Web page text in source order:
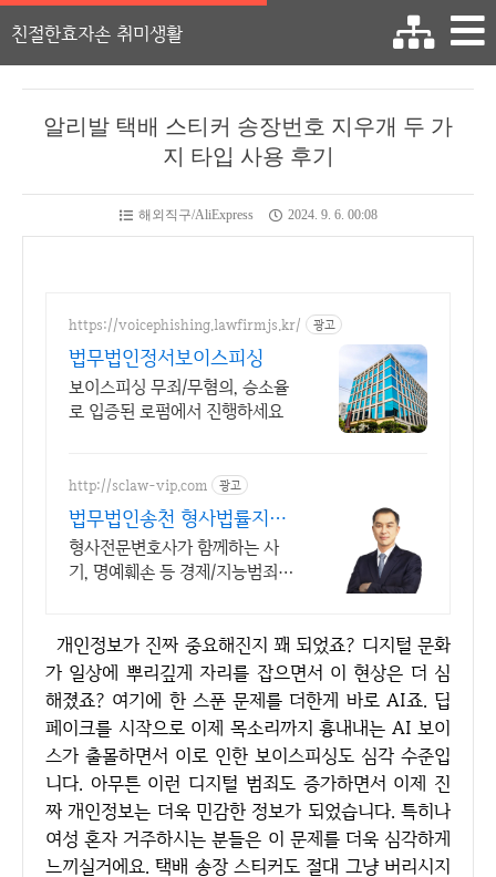
친절한효자손 취미생활
알리발 택배 스티커 송장번호 지우개 두 가
지 타입 사용 후기
해외직구/AliExpress 2024. 9. 6. 00:08
https://voicephishing.lawfirmjs.kr/ 광고
법무법인정서보이스피싱
보이스피싱 무죄/무혐의, 승소율
로 입증된 로펌에서 진행하세요
http://sclaw-vip.com 광고
법무법인송천 형사법률지원
센터
형사전문변호사가 함께하는 사
기, 명예훼손 등 경제/지능범죄,
개인정보가 진짜 중요해진지 꽤 되었죠? 디지털 문화
가 일상에 뿌리깊게 자리를 잡으면서 이 현상은 더 심
해졌죠? 여기에 한 스푼 문제를 더한게 바로 AI죠. 딥
페이크를 시작으로 이제 목소리까지 흉내내는 AI 보이
스가 출몰하면서 이로 인한 보이스피싱도 심각 수준입
니다. 아무튼 이런 디지털 범죄도 증가하면서 이제 진
짜 개인정보는 더욱 민감한 정보가 되었습니다. 특히나
여성 혼자 거주하시는 분들은 이 문제를 더욱 심각하게
느끼실거에요. 택배 송장 스티커도 절대 그냥 버리시지